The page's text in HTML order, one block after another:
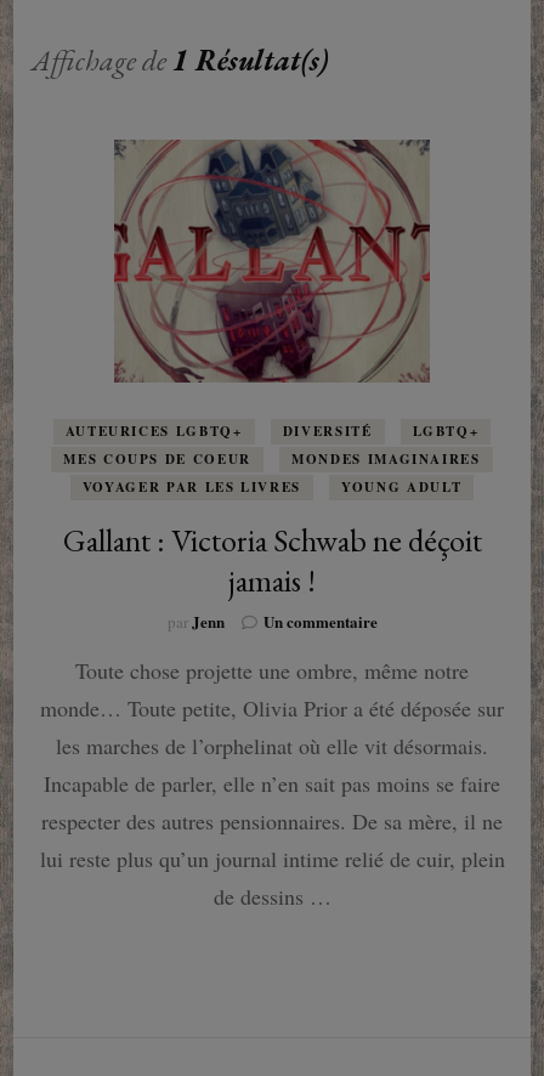
Affichage de1 Résultat(s)
AUTEURICES LGBTQ+ DIVERSITÉ
LGBTQ+
MES COUPS DE COEUR
MONDES IMAGINAIRES
VOYAGER PAR LES LIVRES
YOUNG ADULT
Gallant : Victoria Schwab ne déçoit
jamais !
parJenn Un commentairesur
:
Schwab
ne
jamais
Toute chose projette une ombre, même notre
monde… Toute petite, Olivia Prior a été déposée sur
les marches de l’orphelinat où elle vit désormais.
Incapable de parler, elle n’en sait pas moins se faire
respecter des autres pensionnaires. De sa mère, il ne
lui reste plus qu’un journal intime relié de cuir, plein
de dessins …